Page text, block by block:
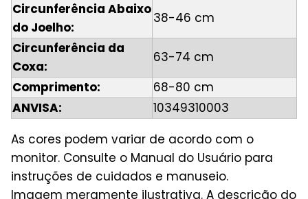
Circunferência Abaixo
do Joelho:
38-46 cm
Circunferência da
Coxa:
63-74 cm
Comprimento:
68-80 cm
ANVISA:
10349310003
As cores podem variar de acordo com o
monitor. Consulte o Manual do Usuário para
instruções de cuidados e manuseio.
Imagem meramente ilustrativa. A descrição do